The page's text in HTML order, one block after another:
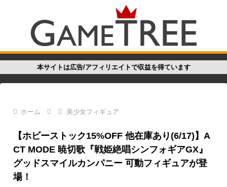
本サイトは広告/アフィリエイトで収益を得ています
ホーム 美少女フィギュア
【ホビーストック15%OFF 他在庫あり(6/17)】A
CT MODE 暁切歌『戦姫絶唱シンフォギアGX』
グッドスマイルカンパニー 可動フィギュアが登
場！